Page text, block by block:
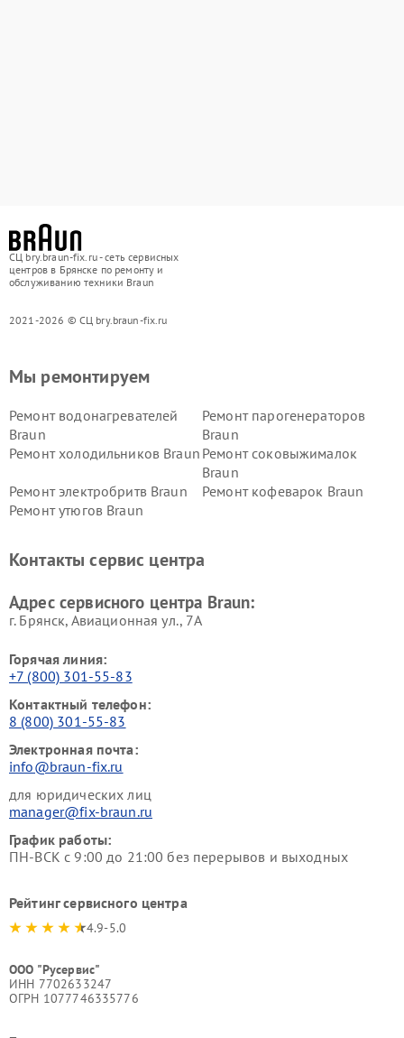
СЦ bry.braun-fix.ru - сеть сервисных
центров в Брянске по ремонту и
обслуживанию техники Braun
2021-2026 © СЦ bry.braun-fix.ru
Мы ремонтируем
Ремонт водонагревателей
Braun
Ремонт парогенераторов
Braun
Ремонт холодильников Braun Ремонт соковыжималок
Braun
Ремонт электробритв Braun
Ремонт кофеварок Braun
Ремонт утюгов Braun
Контакты сервис центра
Адрес сервисного центра Braun:
г. Брянск, Авиационная ул., 7А
Горячая линия:
+7 (800) 301-55-83
Контактный телефон:
8 (800) 301-55-83
Электронная почта:
info@braun-fix.ru
для юридических лиц
manager@fix-braun.ru
График работы:
ПН-ВСК с 9:00 до 21:00 без перерывов и выходных
Рейтинг сервисного центра
4.9-5.0
ООО "Русервис"
ИНН 7702633247
ОГРН 1077746335776